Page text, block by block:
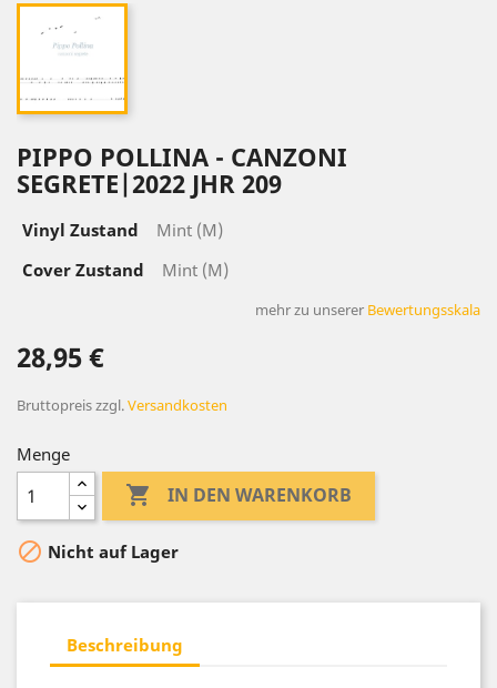
PIPPO POLLINA - CANZONI
SEGRETE|2022 JHR 209
Vinyl Zustand
Mint (M)
Cover Zustand
Mint (M)
mehr zu unserer Bewertungsskala
28,95 €
Bruttopreiszzgl.Versandkosten
Menge
 IN DEN WARENKORB
 Nicht auf Lager
Beschreibung